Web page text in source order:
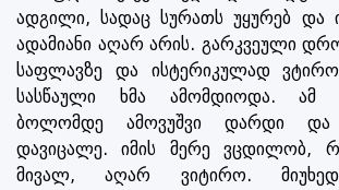
ადგილი, სადაც სურათს უყურებ და
ადამიანი აღარ არის. გარკვეული
საფლავზე და ისტერიკულად
სასწაული ხმა ამომდიოდა. ამ
ბოლომდე ამოვუშვი დარდი
დავიცალე. იმის მერე ვცდილობ,
მივალ, აღარ ვიტირო.